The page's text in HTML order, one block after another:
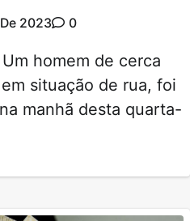
2023 0
homem de cerca
situação de rua, foi
manhã desta quarta-